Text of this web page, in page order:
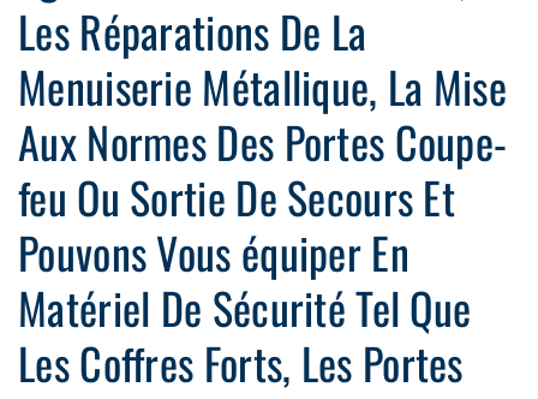
Les Réparations De La
Menuiserie Métallique, La Mise
Aux Normes Des Portes Coupe-
feu Ou Sortie De Secours Et
Pouvons Vous équiper En
Matériel De Sécurité Tel Que
Les Coffres Forts, Les Portes